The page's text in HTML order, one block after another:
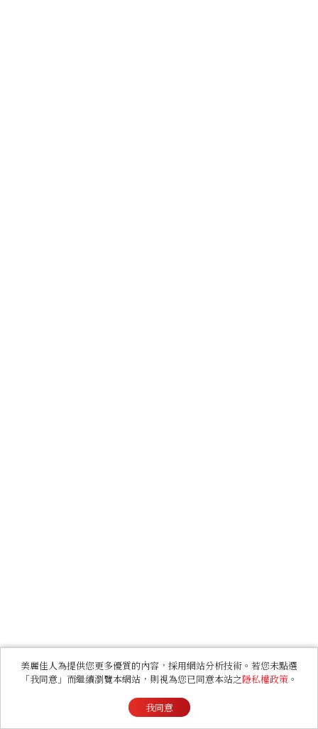
美麗佳人為提供您更多優質的內容，採用網站分析技術。若您未點選
「我同意」而繼續瀏覽本網站，則視為您已同意本站之隱私權政策 。
我同意